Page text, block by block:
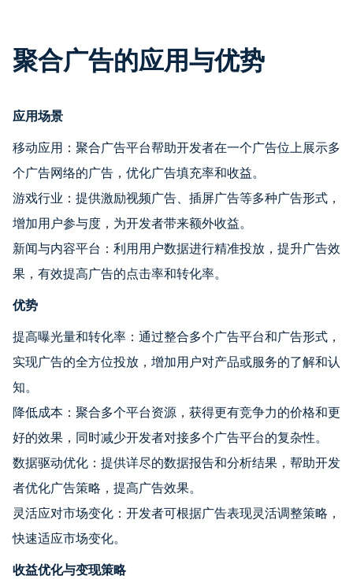
聚合广告的应用与优势
应用场景
移动应用：聚合广告平台帮助开发者在一个广告位上展示多
个广告网络的广告，优化广告填充率和收益。
游戏行业：提供激励视频广告、插屏广告等多种广告形式，
增加用户参与度，为开发者带来额外收益。
新闻与内容平台：利用用户数据进行精准投放，提升广告效
果，有效提高广告的点击率和转化率。
优势
提高曝光量和转化率：通过整合多个广告平台和广告形式，
实现广告的全方位投放，增加用户对产品或服务的了解和认
知。
降低成本：聚合多个平台资源，获得更有竞争力的价格和更
好的效果，同时减少开发者对接多个广告平台的复杂性。
数据驱动优化：提供详尽的数据报告和分析结果，帮助开发
者优化广告策略，提高广告效果。
灵活应对市场变化：开发者可根据广告表现灵活调整策略，
快速适应市场变化。
收益优化与变现策略